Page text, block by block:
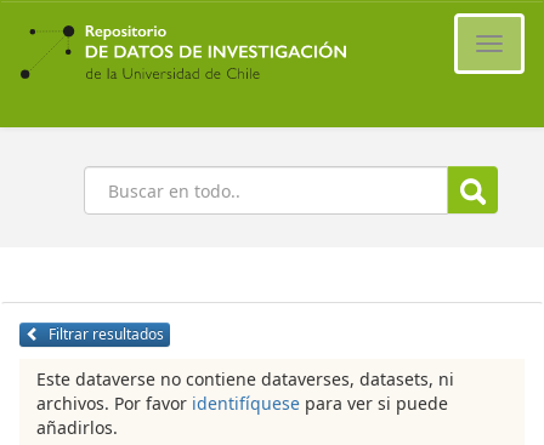
Ir
contenido
principal
Buscar
Filtrar resultados
Este dataverse no contiene dataverses, datasets, ni
archivos. Por favor identifíquese para ver si puede
añadirlos.